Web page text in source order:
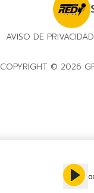
AVISO DE PRIVACIDAD
COPYRIGHT © 2026